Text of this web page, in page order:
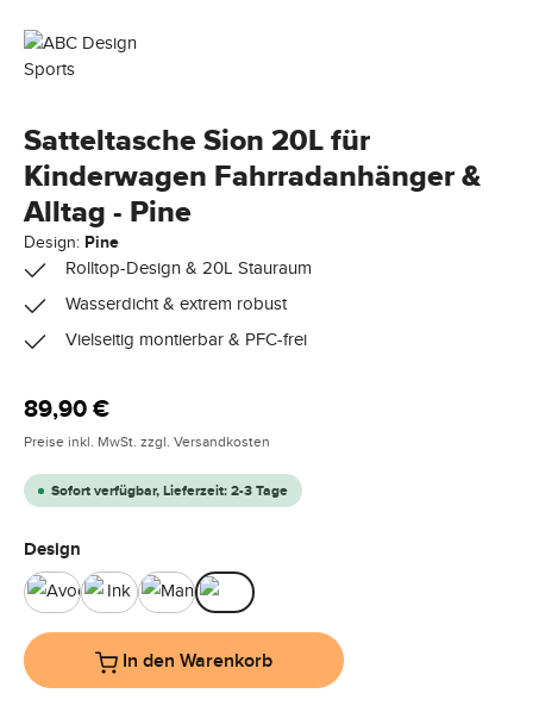
Satteltasche Sion 20L für
Kinderwagen Fahrradanhänger &
Alltag - Pine
Design: Pine
Rolltop-Design & 20L Stauraum
Wasserdicht & extrem robust
Vielseitig montierbar & PFC-frei
Regulärer Preis:
89,90 €
Preise inkl. MwSt. zzgl. Versandkosten
Sofort verfügbar, Lieferzeit: 2-3 Tage
Design
Avocado Ink MangoPine
In den Warenkorb